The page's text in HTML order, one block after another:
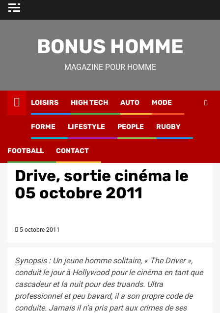
Skip
BONUS HOMME
MAGAZINE POUR HOMME
LOISIRS HIGH TECH AUTO MODE
FORME LIFESTYLE PEOPLE RUGBY
FOOTBALL CONTACT
octobre 2011
Drive, sortie cinéma le
05 octobre 2011
5 octobre 2011
Synopsis: Un jeune homme solitaire, « The Driver »,
conduit le jour à Hollywood pour le cinéma en tant que
cascadeur et la nuit pour des truands. Ultra
professionnel et peu bavard, il a son propre code de
conduite. Jamais il n’a pris part aux crimes de ses